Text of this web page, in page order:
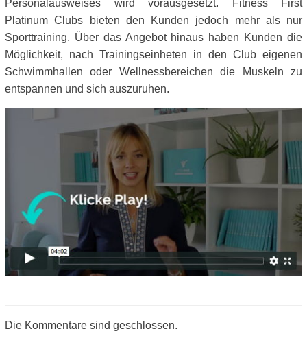
Personalausweises wird vorausgesetzt. Fitness First
Platinum Clubs bieten den Kunden jedoch mehr als nur
Sporttraining. Über das Angebot hinaus haben Kunden die
Möglichkeit, nach Trainingseinheten in den Club eigenen
Schwimmhallen oder Wellnessbereichen die Muskeln zu
entspannen und sich auszuruhen.
Die Kommentare sind geschlossen.